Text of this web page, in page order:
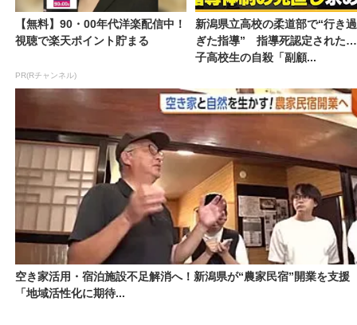
【無料】90・00年代洋楽配信中！
視聴で楽天ポイント貯まる
PR(Rチャンネル)
新潟県立高校の柔道部で“行き過
ぎた指導” 指導死認定された男
子高校生の自殺「副顧...
空き家活用・宿泊施設不足解消へ！新潟県が“農家民宿”開業を支援
「地域活性化に期待...